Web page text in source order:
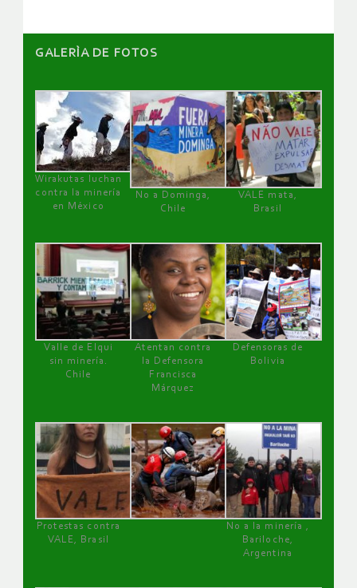
GALERÌA DE FOTOS
Wirakutas luchan
contra la minería
en México
No a Dominga,
Chile
VALE mata,
Brasil
Valle de Elqui
sin minería.
Chile
Atentan contra
la Defensora
Francisca
Márquez
Defensoras de
Bolivia
Protestas contra
VALE, Brasil
No a la minería ,
Bariloche,
Argentina